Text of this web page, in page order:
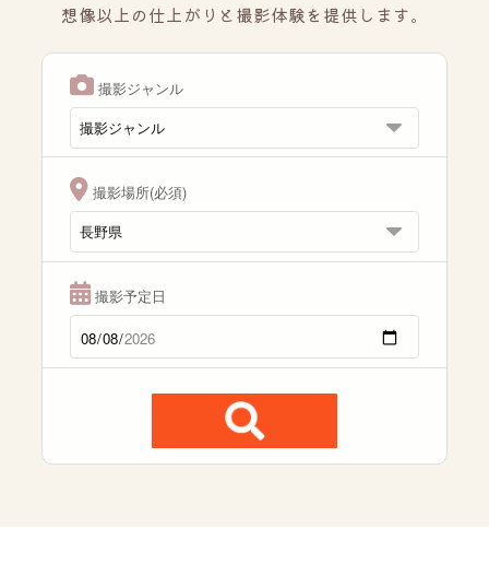
想像以上の仕上がりと撮影体験を提供します。
撮影ジャンル
撮影場所(必須)
撮影予定日